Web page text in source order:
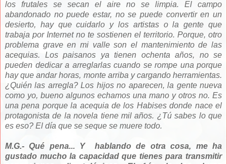
los frutales se secan el aire no se limpia. El campo
abandonado no puede estar, no se puede convertir en un
desierto, hay que cuidarlo y los artistas o la gente que
trabaja por Internet no te sostienen el territorio. Porque, otro
problema grave en mi valle son el mantenimiento de las
acequias. Los paisanos ya tienen ochenta años, no se
pueden dedicar a arreglarlas cuando se rompe una porque
hay que andar horas, monte arriba y cargando herramientas.
¿Quién las arregla? Los hijos no aparecen, la gente nueva
como yo, bueno algunos echamos una mano y otros no. Es
una pena porque la acequia de los Habises donde nace el
protagonista de la novela tiene mil años. ¿Tú sabes lo que
es eso? El día que se seque se muere todo.
M.G.- Qué pena... Y hablando de otra cosa, me ha
gustado mucho la capacidad que tienes para transmitir